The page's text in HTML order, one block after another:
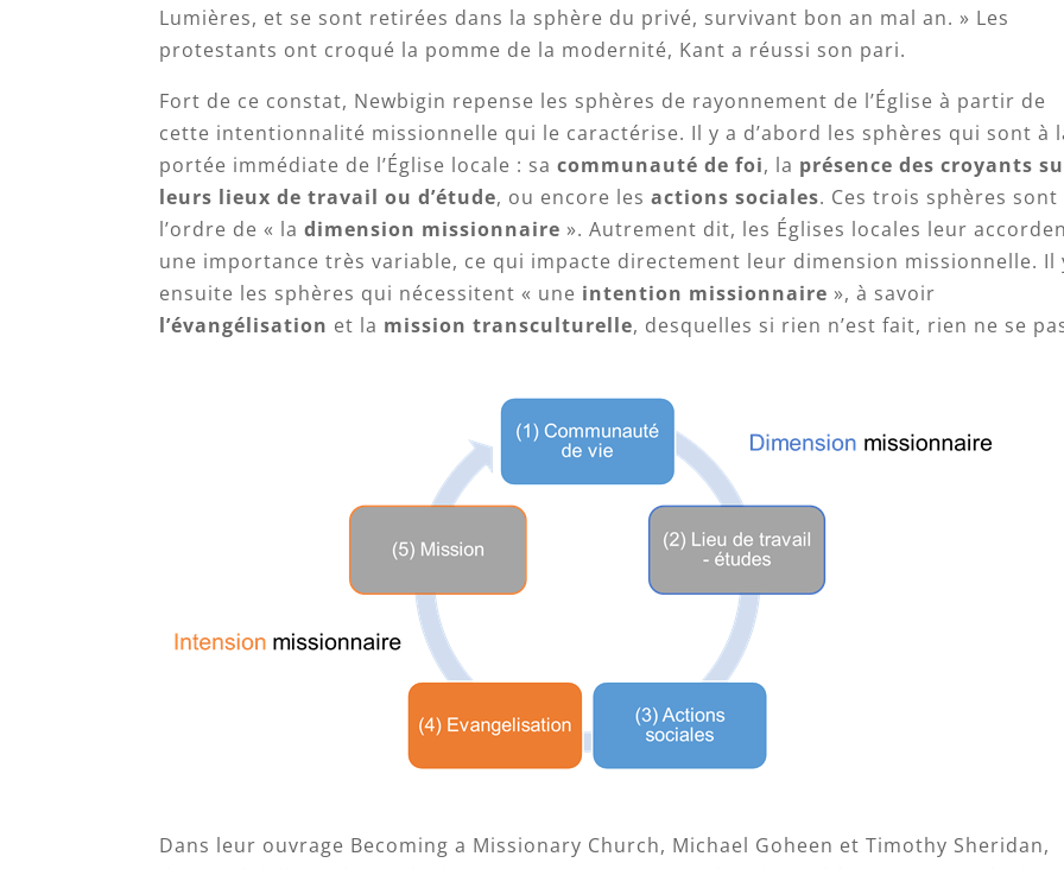
Lumières, et se sont retirées dans la sphère du privé, survivant bon an mal an. » Les
protestants ont croqué la pomme de la modernité, Kant a réussi son pari.
Fort de ce constat, Newbigin repense les sphères de rayonnement de l’Église à partir de
cette intentionnalité missionnelle qui le caractérise. Il y a d’abord les sphères qui sont à
portée immédiate de l’Église locale : sacommunauté de foi, la présence des croyants
leurs lieux de travail ou d’étude, ou encore lesactions sociales. Ces trois sphères sont
l’ordre de « ladimension missionnaire ». Autrement dit, les Églises locales leur
une importance très variable, ce qui impacte directement leur dimension missionnelle. Il
ensuite les sphères qui nécessitent « une intention missionnaire », à savoir
l’évangélisation et la mission transculturelle, desquelles si rien n’est fait, rien ne se
Dans leur ouvrage Becoming a Missionary Church, Michael Goheen et Timothy Sheridan,